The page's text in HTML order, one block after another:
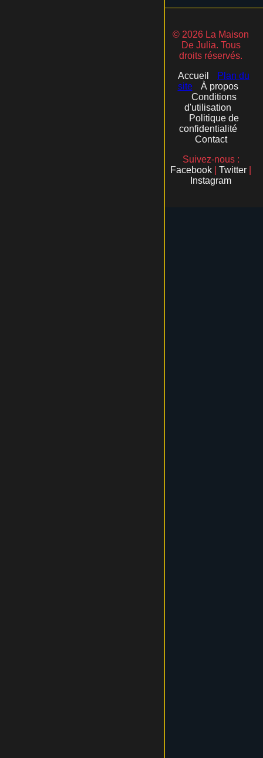
© 2026 La Maison
De Julia. Tous
droits réservés.
Accueil
Plan du
site
À propos
Conditions
d'utilisation
Politique de
confidentialité
Contact
Suivez-nous :
Facebook
Twitter
Instagram